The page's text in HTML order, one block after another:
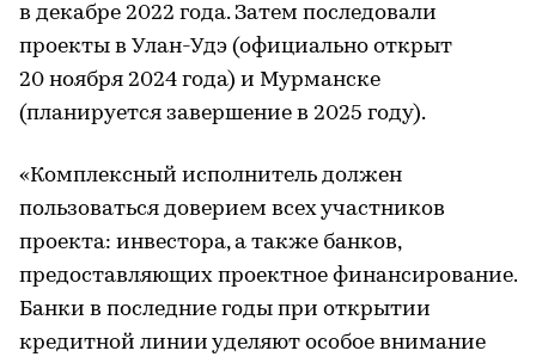
в декабре 2022 года. Затем последовали
проекты в Улан-Удэ (официально открыт
20 ноября 2024 года) и Мурманске
(планируется завершение в 2025 году).
«Комплексный исполнитель должен
пользоваться доверием всех участников
проекта: инвестора, а также банков,
предоставляющих проектное финансирование.
Банки в последние годы при открытии
кредитной линии уделяют особое внимание